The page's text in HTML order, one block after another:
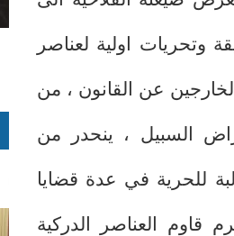
وتحريات اولية لعناصر
عن القانون ، من
السبيل ، ينحدر من
للحرية في عدة قضايا
قاوم العناصر الدركية